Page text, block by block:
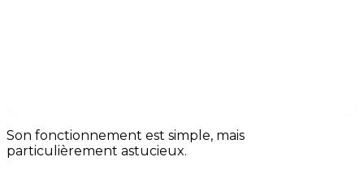
Son fonctionnement est simple, mais
particulièrement astucieux.